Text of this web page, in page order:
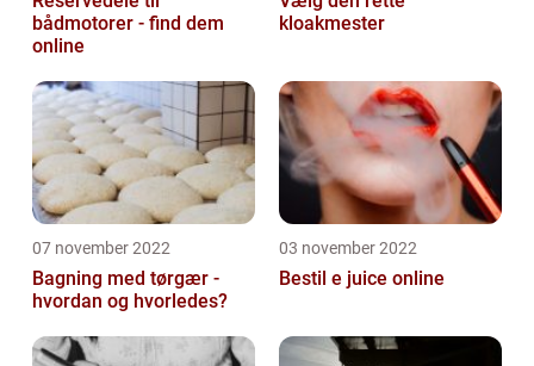
bådmotorer - find dem
online
kloakmester
07 november 2022
Bagning med tørgær -
hvordan og hvorledes?
03 november 2022
Bestil e juice online